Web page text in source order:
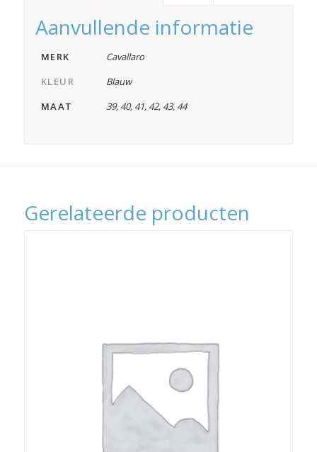
Aanvullende informatie
MERK
Cavallaro
KLEUR
Blauw
MAAT
39, 40, 41, 42, 43, 44
Gerelateerde producten